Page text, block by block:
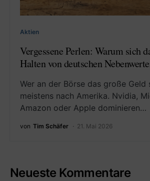
Aktien
Vergessene Perlen: Warum sich
Halten von deutschen
Wer an der Börse das große Geld
meistens nach Amerika. Nvidia,
Amazon oder Apple dominieren…
von Tim Schäfer 21. Mai 2026
Neueste Kommentare